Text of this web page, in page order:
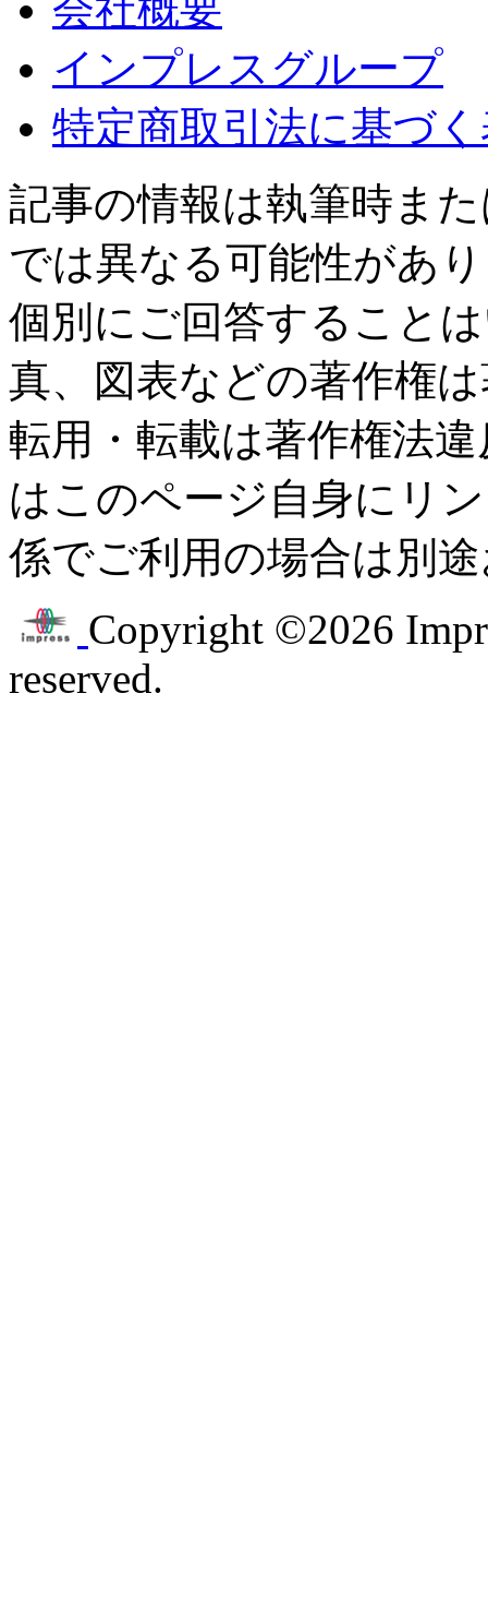
インプレスグループ
特定商取引法に基づ
記事の情報は執筆時ま
では異なる可能性があ
個別にご回答すること
真、図表などの著作権
転用・転載は著作権法
はこのページ自身にリ
係でご利用の場合は別
Copyright ©2026
reserved.